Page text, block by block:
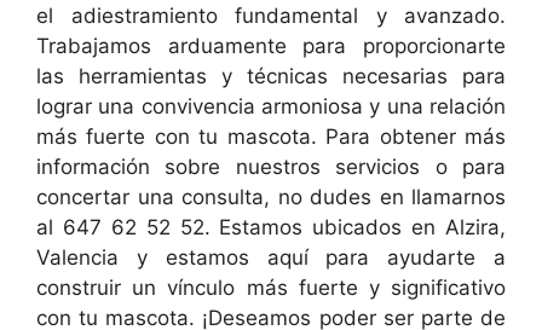
el adiestramiento fundamental y avanzado.
Trabajamos arduamente para proporcionarte
las herramientas y técnicas necesarias para
lograr una convivencia armoniosa y una relación
más fuerte con tu mascota. Para obtener más
información sobre nuestros servicios o para
concertar una consulta, no dudes en llamarnos
al 647 62 52 52. Estamos ubicados en Alzira,
Valencia y estamos aquí para ayudarte a
construir un vínculo más fuerte y significativo
con tu mascota. ¡Deseamos poder ser parte de